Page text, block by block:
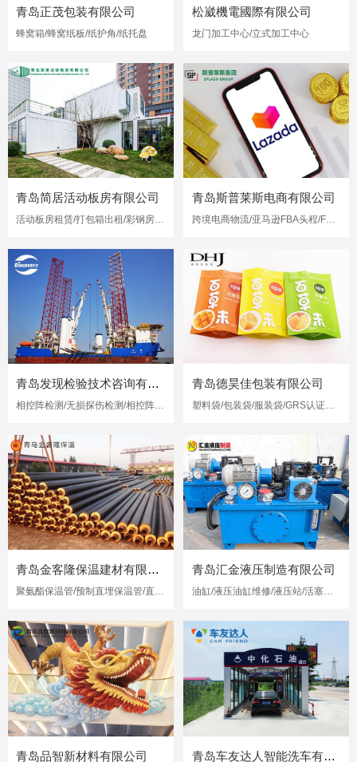
青岛正茂包装有限公司
蜂窝箱/蜂窝纸板/纸护角/纸托盘
松崴機電國際有限公司
龙门加工中心/立式加工中心
青岛简居活动板房有限公司
活动板房租赁/打包箱出租/彩钢房出租
青岛斯普莱斯电商有限公司
跨境电商物流/亚马逊FBA头程/FBA海运
青岛发现检验技术咨询有限公司
相控阵检测/无损探伤检测/相控阵超声检测
青岛德昊佳包装有限公司
塑料袋/包装袋/服装袋/GRS认证再生塑料袋
青岛金客隆保温建材有限公司
聚氨酯保温管/预制直埋保温管/直埋保温管
青岛汇金液压制造有限公司
油缸/液压油缸维修/液压站/活塞杆修复
青岛品智新材料有限公司 青岛车友达人智能洗车有限公司